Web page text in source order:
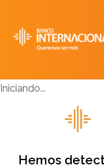
Iniciando...
Hemos